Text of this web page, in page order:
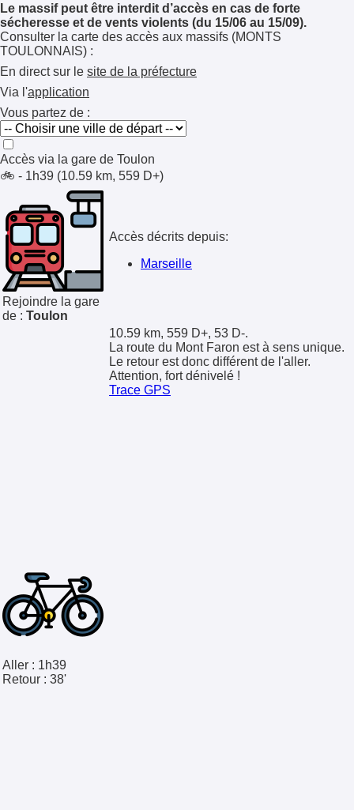
Le massif peut être interdit d’accès en cas de forte
sécheresse et de vents violents (du 15/06 au 15/09).
Consulter la carte des accès aux massifs (MONTS
TOULONNAIS) :
En direct sur le site de la préfecture
Via l'application
Vous partez de :
Accès via la gare de Toulon
🚲 - 1h39 (10.59 km, 559 D+)
Rejoindre la gare
de : Toulon
Accès décrits depuis:
Marseille
Aller : 1h39
Retour : 38'
10.59 km, 559 D+, 53 D-.
La route du Mont Faron est à sens unique.
Le retour est donc différent de l'aller.
Attention, fort dénivelé !
Trace GPS